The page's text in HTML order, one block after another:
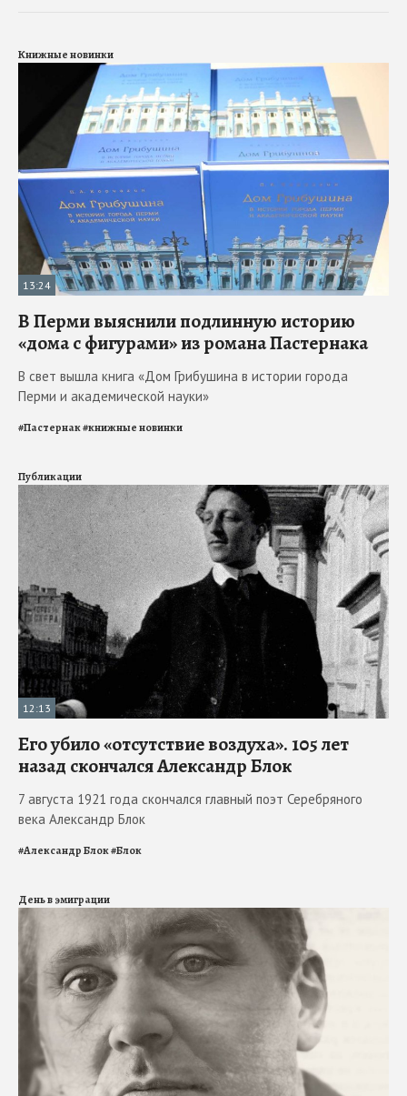
Книжные новинки
13:24
В Перми выяснили подлинную историю
«дома с фигурами» из романа Пастернака
В свет вышла книга «Дом Грибушина в истории города
Перми и академической науки»
#Пастернак#книжные новинки
Публикации
12:13
Его убило «отсутствие воздуха». 105 лет
назад скончался Александр Блок
7 августа 1921 года скончался главный поэт Серебряного
века Александр Блок
#Александр Блок#Блок
День в эмиграции